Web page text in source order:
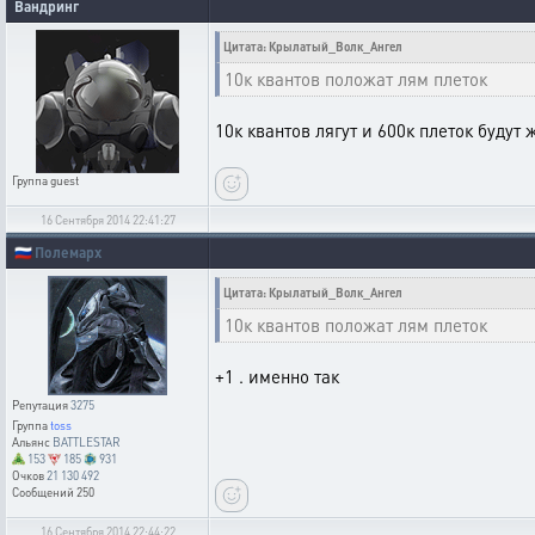
Вандринг
Группаguest
Цитата: Крылатый_Волк_Ангел
10к квантов положат лям плеток
10к квантов лягут и 600к плеток будут
16 Сентября 2014 22:41:27
🇷🇺 Полемарх
Репутация3275
Группаtoss
Альянс BATTLESTAR
153
185
931
Очков21 130 492
Сообщений 250
Цитата: Крылатый_Волк_Ангел
10к квантов положат лям плеток
+1 . именно так
16 Сентября 2014 22:44:22